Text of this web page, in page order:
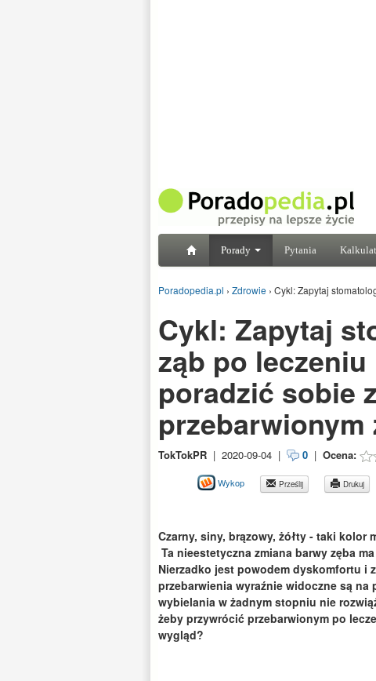
Porady Pytania
Poradopedia.pl › Zdrowie › Cykl: Zapytaj
Cykl: Zapytaj
ząb po
poradzić sobie
przebarwionym
TokTokPR | 2020-09-04 | 0 | Ocena:
Wykop Prześlij Drukuj
Czarny, siny, brązowy, żółty - taki kolor
Ta nieestetyczna zmiana barwy zęba
Nierzadko jest powodem dyskomfortu i
przebarwienia wyraźnie widoczne są
wybielania w żadnym stopniu nie
żeby przywrócić przebarwionym po
wygląd?